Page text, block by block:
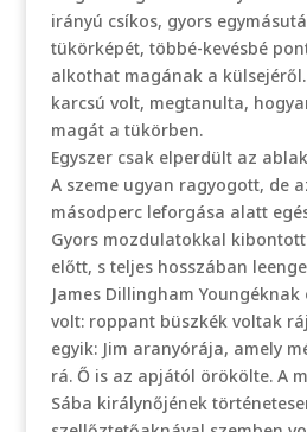
irányú csíkos, gyors
tükörképét, többé-kevésbé
alkothat magának a
karcsú volt, megtanulta,
magát a tükörben.
Egyszer csak elperdült az
A szeme ugyan ragyogott, de
másodperc leforgása alatt
Gyors mozdulatokkal
előtt, s teljes hosszában
James Dillingham
volt: roppant büszkék voltak
egyik: Jim aranyórája, amely
rá. Ő is az apjától örökölte. A
Sába királynőjének